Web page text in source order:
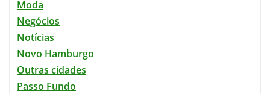
Moda
Negócios
Notícias
Novo Hamburgo
Outras cidades
Passo Fundo